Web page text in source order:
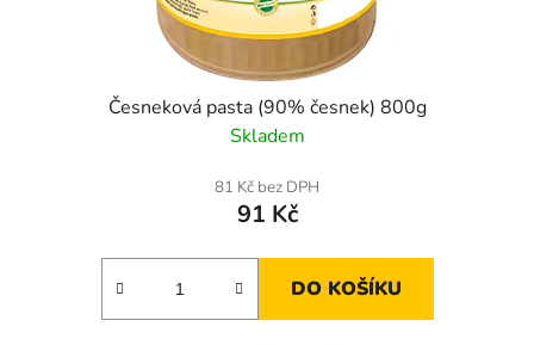
Česneková pasta (90% česnek) 800g
Skladem
81 Kč bez DPH
91 Kč
DO KOŠÍKU